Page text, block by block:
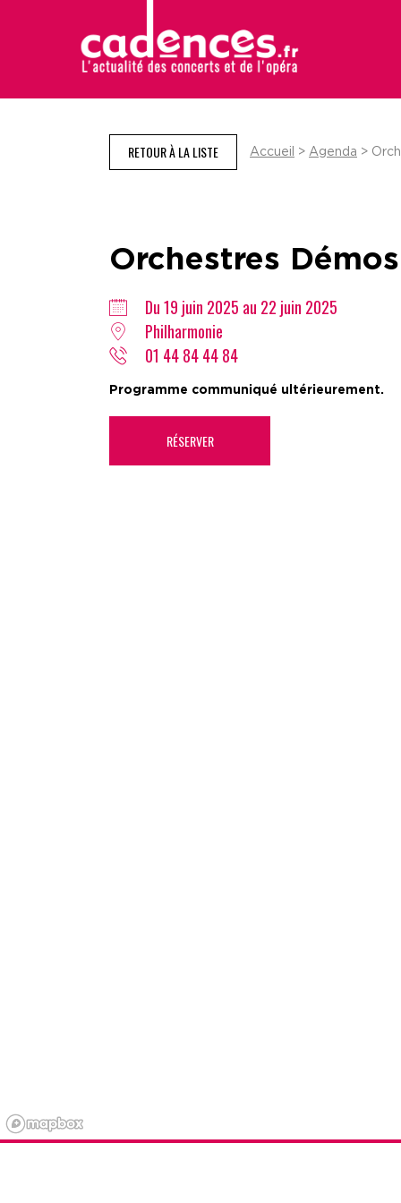
RETOUR À LA LISTE Accueil > Agenda >
Orchestres Démos
Du 19 juin 2025 au 22 juin 2025
Philharmonie
01 44 84 44 84
Programme communiqué ultérieurement.
RÉSERVER